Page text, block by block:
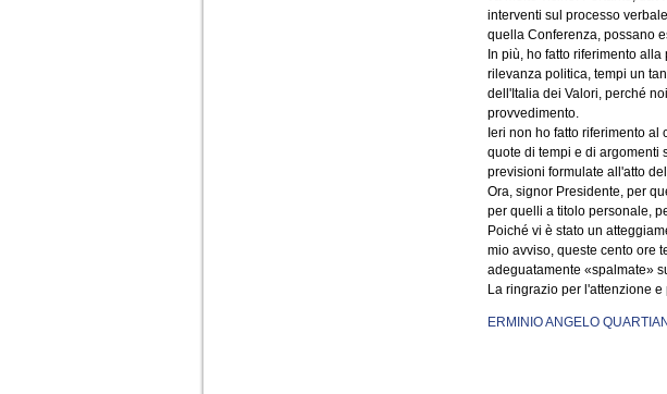
interventi sul processo
quella Conferenza, possano
In più, ho fatto riferimento
rilevanza politica, tempi un
dell'Italia dei Valori, perché
provvedimento.
Ieri non ho fatto riferimento
quote di tempi e di argomenti
previsioni formulate all'atto
Ora, signor Presidente, per
per quelli a titolo personale,
Poiché vi è stato un
mio avviso, queste cento ore
adeguatamente «spalmate»
La ringrazio per l'attenzione
ERMINIO ANGELO QUARTIANI